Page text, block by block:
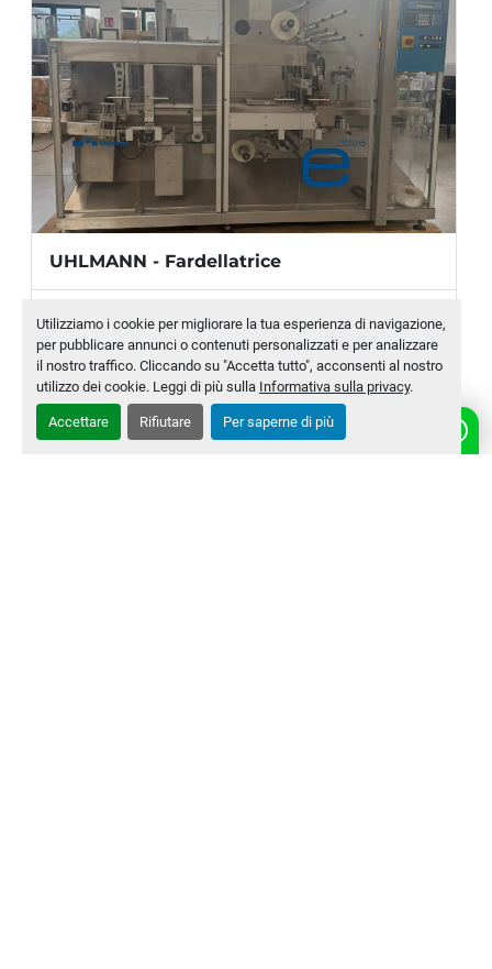
Utilizziamo i cookie per migliorare la tua esperienza di navigazione,
per pubblicare annunci o contenuti personalizzati e per analizzare
il nostro traffico. Cliccando su "Accetta tutto", acconsenti al nostro
utilizzo dei cookie. Leggi di più sulla Informativa sulla privacy.
Accettare Rifiutare Per saperne di più
Gamma di formati:
L 45 – 300 / P 40 – 225
/ A 16 – 96 mm
Materiale di confezionamento: PP e carta
patinata inferiore a 30 micron
Larghezza film: 50-420 mm
Diametro bobina:
320 mm (max)
UHLMANN - Fardellatrice
Modello E 3025
Numero di magazzino MLTC-0007-WH